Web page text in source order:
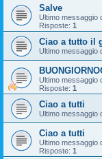
Salve
Ultimo messaggio
Risposte: 1
Ciao a tutto il
Ultimo messaggio
Ultimo messaggio
Risposte: 1
Ciao a tutti
Ultimo messaggio
Ciao a tutti
Ultimo messaggio
Risposte: 1